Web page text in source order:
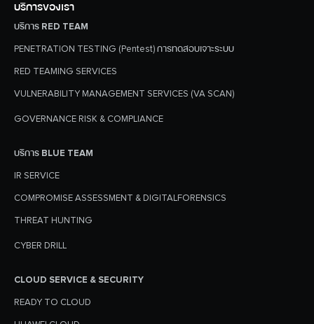
บริการของเรา
บริการ RED TEAM
PENETRATION TESTING (Pentest) การทดสอบเจาะระบบ
RED TEAMING SERVICES
VULNERABILITY MANAGEMENT SERVICES (VA SCAN)
GOVERNANCE RISK & COMPLIANCE
บริการ BLUE TEAM
IR SERVICE
COMPROMISE ASSESSMENT & DIGITALFORENSICS
THREAT HUNTING
CYBER DRILL
CLOUD SERVICE & SECURITY
READY TO CLOUD